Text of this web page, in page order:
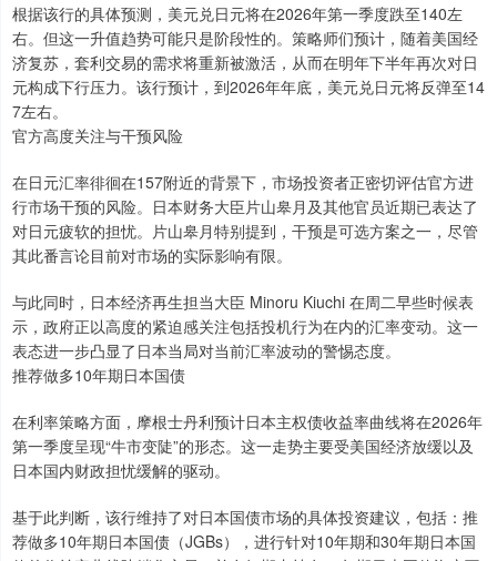
根据该行的具体预测，美元兑日元将在2026年第一季度跌至140左
右。但这一升值趋势可能只是阶段性的。策略师们预计，随着美国经
济复苏，套利交易的需求将重新被激活，从而在明年下半年再次对日
元构成下行压力。该行预计，到2026年年底，美元兑日元将反弹至14
7左右。
官方高度关注与干预风险
在日元汇率徘徊在157附近的背景下，市场投资者正密切评估官方进
行市场干预的风险。日本财务大臣片山皋月及其他官员近期已表达了
对日元疲软的担忧。片山皋月特别提到，干预是可选方案之一，尽管
其此番言论目前对市场的实际影响有限。
与此同时，日本经济再生担当大臣 Minoru Kiuchi 在周二早些时候表
示，政府正以高度的紧迫感关注包括投机行为在内的汇率变动。这一
表态进一步凸显了日本当局对当前汇率波动的警惕态度。
推荐做多10年期日本国债
在利率策略方面，摩根士丹利预计日本主权债收益率曲线将在2026年
第一季度呈现“牛市变陡”的形态。这一走势主要受美国经济放缓以及
日本国内财政担忧缓解的驱动。
基于此判断，该行维持了对日本国债市场的具体投资建议，包括：推
荐做多10年期日本国债（JGBs），进行针对10年期和30年期日本国